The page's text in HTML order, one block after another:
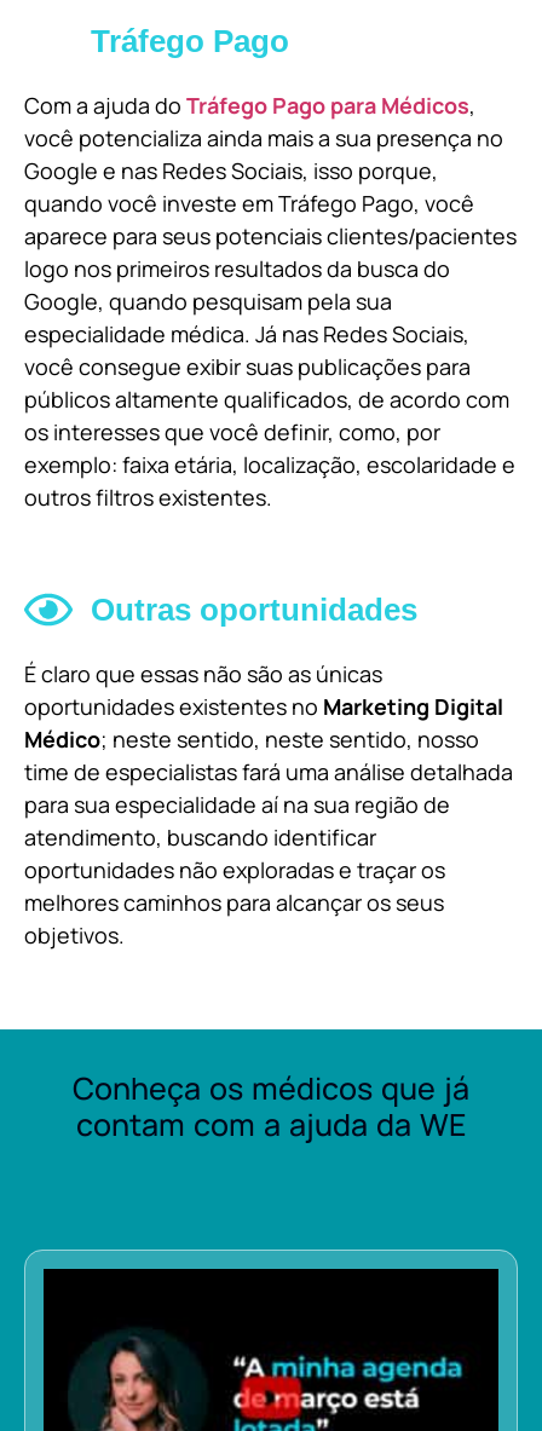
Tráfego Pago
Com a ajuda do Tráfego Pago para Médicos,
você potencializa ainda mais a sua presença no
Google e nas Redes Sociais, isso porque,
quando você investe em Tráfego Pago, você
aparece para seus potenciais clientes/pacientes
logo nos primeiros resultados da busca do
Google, quando pesquisam pela sua
especialidade médica. Já nas Redes Sociais,
você consegue exibir suas publicações para
públicos altamente qualificados, de acordo com
os interesses que você definir, como, por
exemplo: faixa etária, localização, escolaridade e
outros filtros existentes.
Outras oportunidades
É claro que essas não são as únicas
oportunidades existentes no Marketing Digital
Médico; neste sentido, neste sentido, nosso
time de especialistas fará uma análise detalhada
para sua especialidade aí na sua região de
atendimento, buscando identificar
oportunidades não exploradas e traçar os
melhores caminhos para alcançar os seus
objetivos.
Conheça os médicos que já
contam com a ajuda da WE